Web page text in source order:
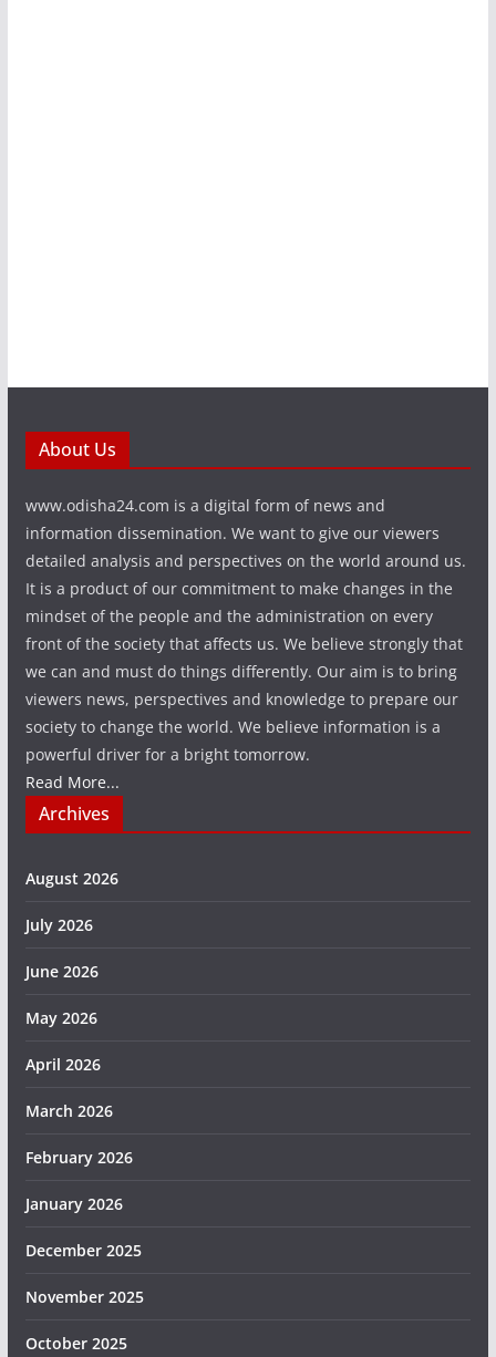
About Us
www.odisha24.com is a digital form of news and
information dissemination. We want to give our viewers
detailed analysis and perspectives on the world around us.
It is a product of our commitment to make changes in the
mindset of the people and the administration on every
front of the society that affects us. We believe strongly that
we can and must do things differently. Our aim is to bring
viewers news, perspectives and knowledge to prepare our
society to change the world. We believe information is a
powerful driver for a bright tomorrow.
Read More...
Archives
August 2026
July 2026
June 2026
May 2026
April 2026
March 2026
February 2026
January 2026
December 2025
November 2025
October 2025